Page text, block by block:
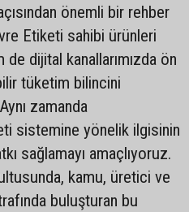
önemli bir rehber
Etiketi sahibi ürünleri
de dijital kanallarımızda ön
tüketim bilincini
zamanda
sistemine yönelik ilgisinin
sağlamayı amaçlıyoruz.
kamu, üretici ve
buluşturan bu